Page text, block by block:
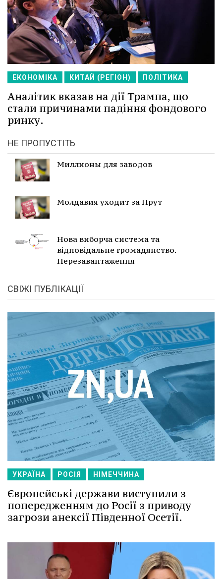
ЕКОНОМІКА КИТАЙ (РЕГІОН) ПОЛІТИКА
Аналітик вказав на дії Трампа, що
стали причинами падіння фондового
ринку.
НЕ ПРОПУСТІТЬ
Миллионы для заводов
Молдавия уходит за Прут
Нова виборча система та
відповідальне громадянство.
Перезавантаження
СВІЖІ ПУБЛІКАЦІЇ
УКРАЇНА РОСІЯ НІМЕЧЧИНА
Європейські держави виступили з
попередженням до Росії з приводу
загрози анексії Південної Осетії.